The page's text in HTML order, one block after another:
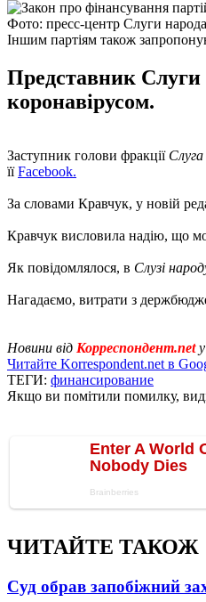
Фото: пресс-центр Слуги народа
Іншим партіям також
Представник Слуги
коронавірусом.
Заступник голови фракції
їїFacebook.
За словами Кравчук, у новій
Кравчук висловила надію, що
Як повідомлялося, в Слузі
Нагадаємо, витрати з
Новини від Корреспондент.net
Читайте Korrespondent.net в
ТЕГИ: финансирование
Якщо ви помітили помилку,
ЧИТАЙТЕ ТАКОЖ
Суд обрав запобіжний